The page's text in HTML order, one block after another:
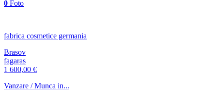
0 Foto
fabrica cosmetice germania
Brasov
fagaras
1 600,00 €
Vanzare / Munca in...